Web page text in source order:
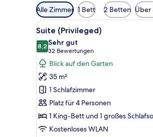
Verfügbare
Filter
für
Zimmer
Alle Zimmer 1 Bett 2 Betten Über
Alle
Fotos
für
Suite
(Privileged)
anzeigen
Ein
5
Suite (Privileged)
8,28,2 von 10
Sehr gut
32 Bewertungen
(32
Bewertungen)
Blick auf den Garten
35 m²
1 Schlafzimmer
Platz für 4 Personen
1 King-Bett und 1 großes
Kostenloses WLAN